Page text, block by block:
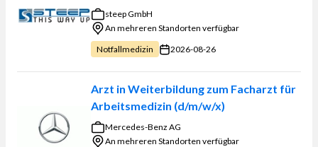
steep GmbH
An mehreren Standorten verfügbar
Notfallmedizin
2026-08-26
Arzt in Weiterbildung zum Facharzt für
Arbeitsmedizin (d/m/w/x)
Mercedes-Benz AG
An mehreren Standorten verfügbar